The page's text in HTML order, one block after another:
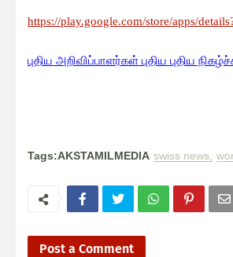
https://play.google.com/store/apps/
புதிய அறிவிப்பாளர்கள் புதிய புதிய
Tags:AKSTAMILMEDIA swiss news
Post a Comment